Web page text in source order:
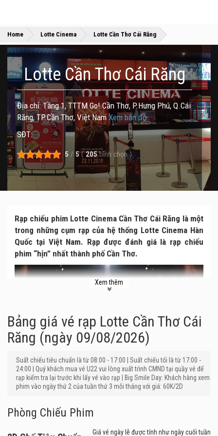
Home »
Lotte Cinema »
Lotte Cần Thơ Cái Răng
Lotte Cần Thơ Cái Răng
Địa chỉ: Tầng 1, TTTM Go! Cần Thơ, P.Hưng Phú, Q.Cái
Răng, TP.Cần Thơ, Việt NamXem bản đồ
SĐT:
5 / 5 ( 205 bình chọn)
Rạp chiếu phim Lotte Cinema Cần Thơ Cái Răng là một
trong những cụm rạp của hệ thống Lotte Cinema Hàn
Quốc tại Việt Nam. Rạp được đánh giá là rạp chiếu
phim “hịn” nhất thành phố Cần Thơ.
Xem thêm
Bảng giá vé rạp Lotte Cần Thơ Cái
Răng (ngày 09/08/2026)
Suất chiếu tiêu chuẩn là từ 08:00 - 17:00 | Suất chiếu tối là từ 17:00 -
24:00 | Quý khách mua vé U22 vui lòng xuất trình CMND tại quầy vé để
rạp kiểm tra lại trước khi lấy vé vào rạp | Big Smile Day: Khách hàng xem
phim vào ngày thứ 2 của tuần thứ 3 mỗi tháng với giá: 60K/2D
Phòng Chiếu Phim
Giá vé ngày lễ được tính như ngày cuối tuần